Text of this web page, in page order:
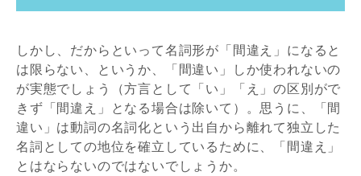
しかし、だからといって名詞形が「間違え」になると
は限らない、というか、「間違い」しか使われないの
が実態でしょう（方言として「い」「え」の区別がで
きず「間違え」となる場合は除いて）。思うに、「間
違い」は動詞の名詞化という出自から離れて独立した
名詞としての地位を確立しているために、「間違え」
とはならないのではないでしょうか。